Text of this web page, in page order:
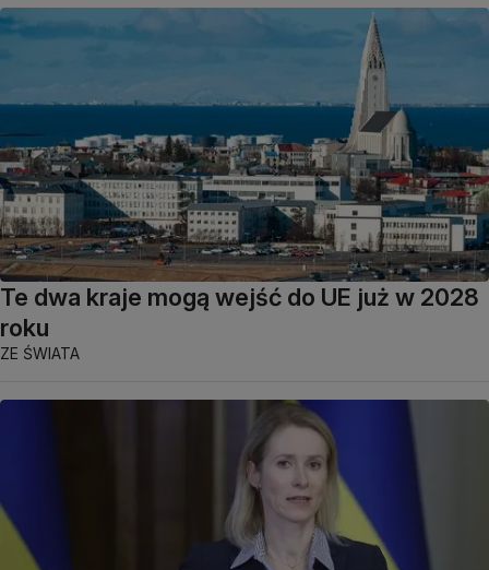
Te dwa kraje mogą wejść do UE już w 2028
roku
ZE ŚWIATA